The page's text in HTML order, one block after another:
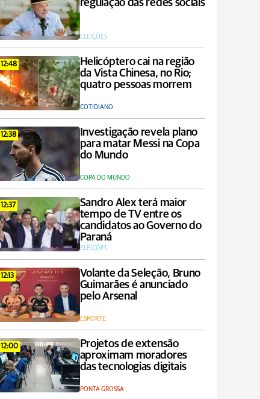
regulação das redes sociais
ELEIÇÕES
12:48
Helicóptero cai na região
da Vista Chinesa, no Rio;
quatro pessoas morrem
COTIDIANO
12:38
Investigação revela plano
para matar Messi na Copa
do Mundo
COPA DO MUNDO
12:37
Sandro Alex terá maior
tempo de TV entre os
candidatos ao Governo do
Paraná
ELEIÇÕES
12:13
Volante da Seleção, Bruno
Guimarães é anunciado
pelo Arsenal
ESPORTE
12:00
Projetos de extensão
aproximam moradores
das tecnologias digitais
PONTA GROSSA